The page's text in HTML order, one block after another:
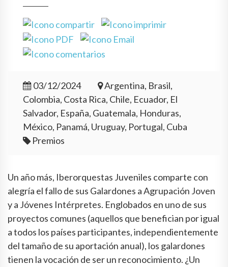
03/12/2024
Argentina, Brasil,
Colombia, Costa Rica, Chile, Ecuador, El
Salvador, España, Guatemala, Honduras,
México, Panamá, Uruguay, Portugal, Cuba
Premios
Un año más, Iberorquestas Juveniles comparte con
alegría el fallo de sus Galardones a Agrupación Joven
y a Jóvenes Intérpretes. Englobados en uno de sus
proyectos comunes (aquellos que benefician por igual
a todos los países participantes, independientemente
del tamaño de su aportación anual), los galardones
tienen la vocación de ser un reconocimiento. ¿Un